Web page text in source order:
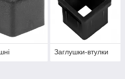
Заглушки-втулки